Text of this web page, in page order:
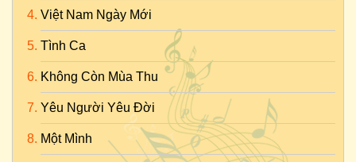
Việt Nam Ngày Mới
Tình Ca
Không Còn Mùa Thu
Yêu Người Yêu Đời
Một Mình